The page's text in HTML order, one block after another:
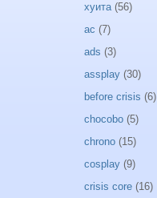
хуита (56)
ac (7)
ads (3)
assplay (30)
before crisis (6)
chocobo (5)
chrono (15)
cosplay (9)
crisis core (16)